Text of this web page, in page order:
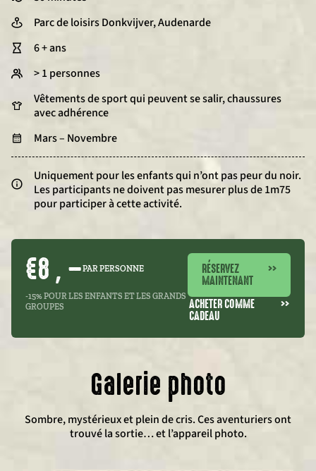
Parc de loisirs Donkvijver, Audenarde
6 + ans
> 1 personnes
Vêtements de sport qui peuvent se salir, chaussures
avec adhérence
Mars – Novembre
Uniquement pour les enfants qui n’ont pas peur du noir.
Les participants ne doivent pas mesurer plus de 1m75
pour participer à cette activité.
€8 , –PAR PERSONNE
-15% POUR LES ENFANTS ET LES GRANDS
GROUPES
RÉSERVEZ
MAINTENANT
>>
ACHETER COMME
CADEAU
>>
Galerie photo
Sombre, mystérieux et plein de cris. Ces aventuriers ont
trouvé la sortie… et l’appareil photo.